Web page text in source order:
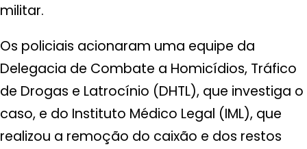
militar.
Os policiais acionaram uma equipe da
Delegacia de Combate a Homicídios, Tráfico
de Drogas e Latrocínio (DHTL), que investiga o
caso, e do Instituto Médico Legal (IML), que
realizou a remoção do caixão e dos restos